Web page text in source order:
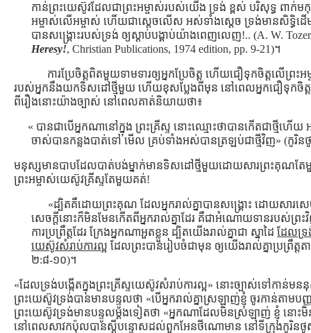
កាន់ព្រះយេស៊ូវដែលជាព្រះអម្ចាស់របស់យើង ទ្រង់ ខ្ពស់ បរិសុទ្ធ ពាក់មកុ
អម្ចាស់លើអម្ចាស់ ហើយជាស្ដេចលើស អស់ទាំងសេ្ដច ទ្រង់មានសិទ្ធិដ
បានសង្រ្គោះរបស់ទ្រង់ ឲ្យស្ដាប់បង្គាប់យ៉ាងពេញលេញ!.. (A. W.
Heresy!, Christian Publications, 1974 edition, pp. 9-21)។
ការប្រែចិត្ដពិតមួយទាមទារឲ្យអ្នកប្រែចិត្ដ ហើយជឿទុកចិត្ដលើព្រ
របស់អ្នកនឹងយកទិសដៅថ្មីមួយ ហើយខុសប្លែងពីមុន នៅពេលអ្នកជឿទុកចិត្ដ
ពីរឿងនោះយ៉ាងច្បាស់ នៅពេលគាត់និយាយថា៖
« បានជាបើអ្នកណានៅក្នុង ព្រះគ្រីស្ទ នោះឈ្មោះថាបានកើតជាថ្មីហើ
ចាស់បានកន្លងបាត់ទៅ មើល គ្រប់ទាំងអស់បានត្រឡប់ជាថ្មីវិញ» (កូ
មនុស្សមានបាបដែលបាត់បង់ម្នាក់មានទិសដៅថ្មីមួយដោយសារព្រះគុណត
ព្រះអម្ចាស់យេស៊ូវគ្រីស្ទតែមួយគត់!
«ដ្បិតគឺដោយព្រះគុណ ដែលអ្នករាល់គ្នាបានសង្គ្រោះ ដោយសារស
សេចក្តីនោះក៏មិនមែនកើតពីអ្នករាល់គ្នាដែរ គឺជាអំណោយទានរបស់ព្
ការប្រព្រឹត្តដែរ ក្រែងអ្នកណាអួតខ្លួន ដ្បិតយើងរាល់គ្នាជា ស្នាដៃ ដែលទ្រ
យេស៊ូវសំរាប់ការល្អ ដែលព្រះបានរៀបចំជាមុន ឲ្យយើងរាល់គ្នាប្រព្រឹត្ត
២:៨-១០)។
«ដែលទ្រង់បង្កើតក្នុងព្រះគ្រីស្ទយេស៊ូវសំរាប់ការល្អ» នោះច្បាស់ទៅកា
ព្រះយេស៊ូវទ្រង់បានមានបន្ទូលថា «បើអ្នករាល់គ្នាស្រឡាញ់ខ្ញុំ ចូរកាន់តាម
ព្រះយេស៊ូវទ្រង់មានបន្ទូលម្ដងទៀតថា «អ្នកណាដែលមិនស្រឡាញ់ ខ្ញុំ នោះ
នៅពេលសាវកប៉ុលបានស្ដីបន្ទោសដល់ពួកអែនថីណោមាន នៅទីក្រុងកូរិនថូ